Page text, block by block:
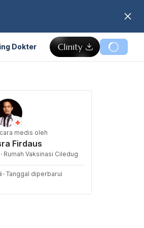
Dokter
medis oleh
Firdaus
Rumah Vaksinasi Ciledug
· Tanggal diperbarui